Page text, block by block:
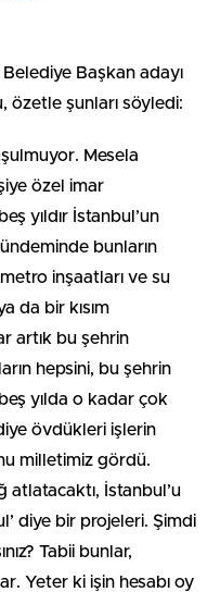
Belediye Başkan adayı
özetle şunları söyledi:
Mesela
özel imar
yıldır İstanbul’un
bunların
inşaatları ve su
da bir kısım
artık bu şehrin
hepsini, bu şehrin
yılda o kadar çok
diye övdükleri işlerin
milletimiz gördü.
atlatacaktı, İstanbul’u
diye bir projeleri. Şimdi
Tabii bunlar,
Yeter ki işin hesabı oy